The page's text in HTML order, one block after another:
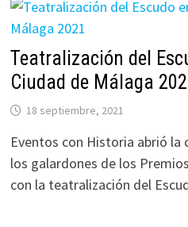
Teatralización del
Ciudad de Málaga
18 septiembre, 2021
Eventos con Historia abrió la
los galardones de los
con la teatralización del